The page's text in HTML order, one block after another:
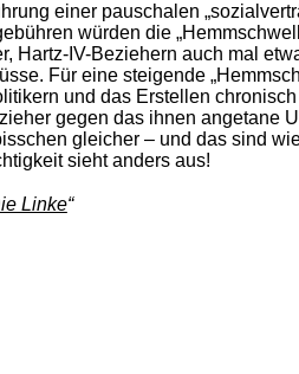
einer pauschalen
würden die
Hartz-IV-Beziehern auch mal
Für eine steigende
und das Erstellen
gegen das ihnen angetane
gleicher – und das sind
sieht anders aus!
Linke“